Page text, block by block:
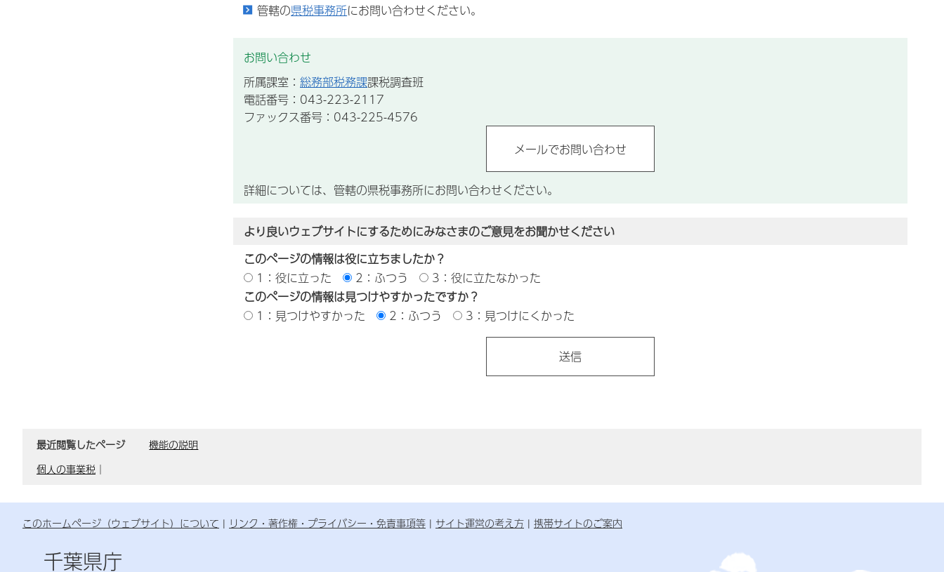
管轄の県税事務所にお問い合わせください。
お問い合わせ
所属課室： 総務部税務課課税調査班
電話番号：043-223-2117
ファックス番号：043-225-4576
詳細については、管轄の県税事務所にお問い合わせください。
より良いウェブサイトにするためにみなさまのご意見をお聞かせください
このページの情報は役に立ちましたか？
1：役に立った
2：ふつう
3：役に立たなかった
このページの情報は見つけやすかったですか？
1：見つけやすかった
2：ふつう 3：見つけにくかった
最近閲覧したページ
機能の説明
個人の事業税 ｜
このホームページ（ウェブサイト）について リンク・著作権・プライバシー・免責事項等 サイト運営の考え方 携帯サイトのご案内
千葉県庁